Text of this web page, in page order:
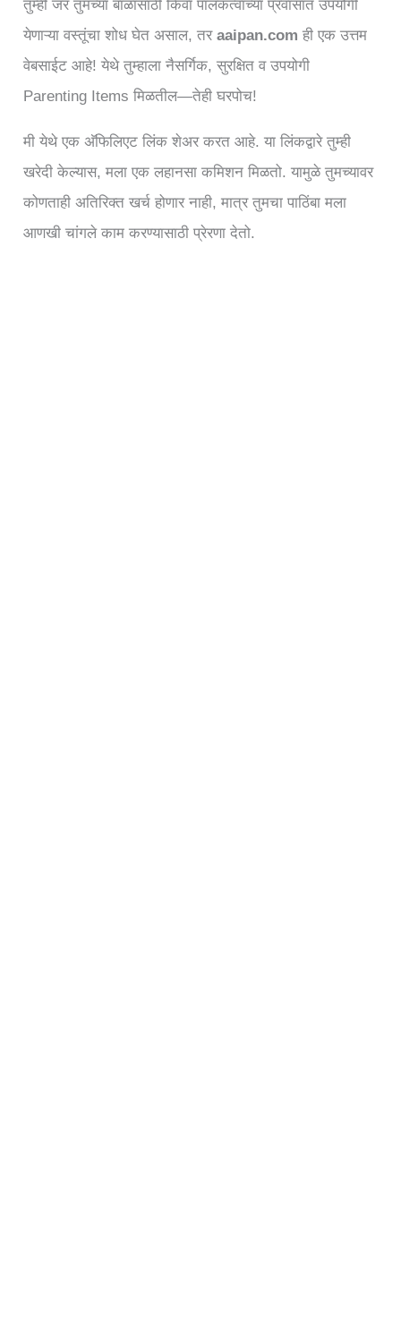
तुम्ही जर तुमच्या बाळासाठी किंवा पालकत्वाच्या प्रवासात उपयोगी
येणाऱ्या वस्तूंचा शोध घेत असाल, तरaaipan.com ही एक उत्तम
वेबसाईट आहे! येथे तुम्हाला नैसर्गिक, सुरक्षित व उपयोगी
Parenting Items मिळतील—तेही घरपोच!
मी येथे एक अ‍ॅफिलिएट लिंक शेअर करत आहे. या लिंकद्वारे तुम्ही
खरेदी केल्यास, मला एक लहानसा कमिशन मिळतो. यामुळे तुमच्यावर
कोणताही अतिरिक्त खर्च होणार नाही, मात्र तुमचा पाठिंबा मला
आणखी चांगले काम करण्यासाठी प्रेरणा देतो.